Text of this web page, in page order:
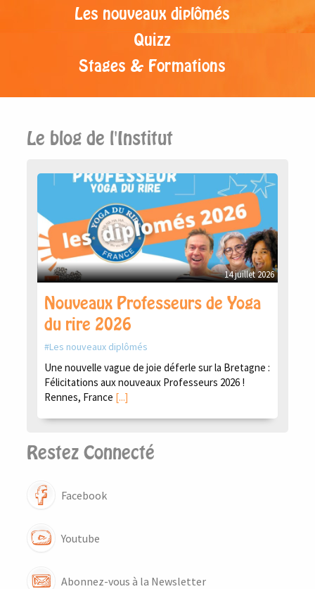
Les nouveaux diplômés
Quizz
Stages & Formations
Le blog de l'Institut
14 juillet 2026
Nouveaux Professeurs de Yoga
du rire 2026
Les nouveaux diplômés
Une nouvelle vague de joie déferle sur la Bretagne :
Félicitations aux nouveaux Professeurs 2026 !
Rennes, France [...]
Restez Connecté
Facebook
Youtube
Abonnez-vous à la Newsletter